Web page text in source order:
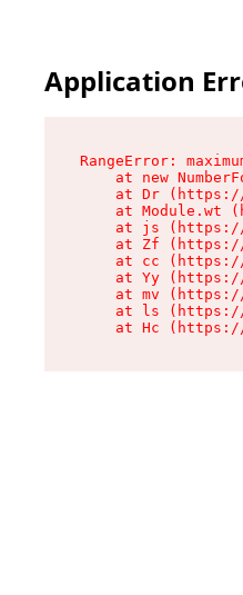
Application
RangeError:
at new
at Dr
at Module.wt
at js
at Zf
at cc
at Yy
at mv
at ls
at Hc